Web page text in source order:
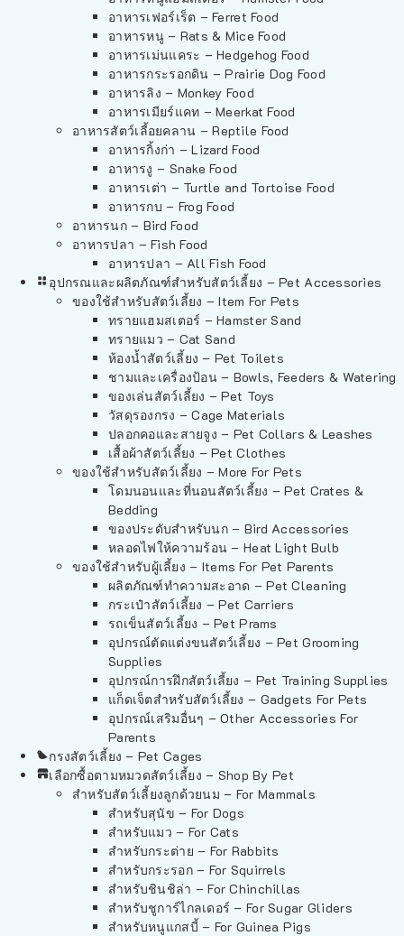
อาหารเฟอร์เร็ต – Ferret Food
อาหารหนู – Rats & Mice Food
อาหารเม่นแคระ – Hedgehog Food
อาหารกระรอกดิน – Prairie Dog Food
อาหารลิง – Monkey Food
อาหารเมียร์แคท – Meerkat Food
อาหารสัตว์เลี้อยคลาน – Reptile Food
อาหารกิ้งก่า – Lizard Food
อาหารงู – Snake Food
อาหารเต่า – Turtle and Tortoise Food
อาหารกบ – Frog Food
อาหารนก – Bird Food
อาหารปลา – Fish Food
อาหารปลา – All Fish Food
อุปกรณและผลิตภัณฑ์สำหรับสัตว์เลี้ยง – Pet Accessories
ของใช้สำหรับสัตว์เลี้ยง – Item For Pets
ทรายแฮมสเตอร์ – Hamster Sand
ทรายแมว – Cat Sand
ห้องน้ำสัตว์เลี้ยง – Pet Toilets
ชามและเครื่องป้อน – Bowls, Feeders & Watering
ของเล่นสัตว์เลี้ยง – Pet Toys
วัสดุรองกรง – Cage Materials
ปลอกคอและสายจูง – Pet Collars & Leashes
เสื้อผ้าสัตว์เลี้ยง – Pet Clothes
ของใช้สำหรับสัตว์เลี้ยง – More For Pets
โดมนอนและที่นอนสัตว์เลี้ยง – Pet Crates &
Bedding
ของประดับสำหรับนก – Bird Accessories
หลอดไฟให้ความร้อน – Heat Light Bulb
ของใช้สำหรับผู้เลี้ยง – Items For Pet Parents
ผลิตภัณฑ์ทำความสะอาด – Pet Cleaning
กระเป๋าสัตว์เลี้ยง – Pet Carriers
รถเข็นสัตว์เลี้ยง – Pet Prams
อุปกรณ์ตัดแต่งขนสัตว์เลี้ยง – Pet Grooming
Supplies
อุปกรณ์การฝึกสัตว์เลี้ยง – Pet Training Supplies
แก็ดเจ็ตสำหรับสัตว์เลี้ยง – Gadgets For Pets
อุปกรณ์เสริมอื่นๆ – Other Accessories For
Parents
กรงสัตว์เลี้ยง – Pet Cages
เลือกซื้อตามหมวดสัตว์เลี้ยง – Shop By Pet
สำหรับสัตว์เลี้ยงลูกด้วยนม – For Mammals
สำหรับสุนัข – For Dogs
สำหรับแมว – For Cats
สำหรับกระต่าย – For Rabbits
สำหรับกระรอก – For Squirrels
สำหรับชินชิล่า – For Chinchillas
สำหรับชูการ์ไกลเดอร์ – For Sugar Gliders
สำหรับหนูแกสบี้ – For Guinea Pigs